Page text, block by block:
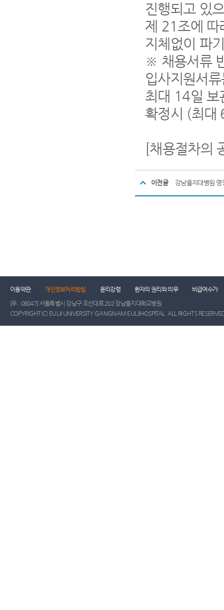
진행되고 있
제 21조에 따
지체없이 파
※ 채용서류
입사지원서
최대 14일 보
확정시 (최대
[채용절차의
이전글 강남을지대병원 영
이용약관 개인정보처리방침 윤리강령 환자의 권리와 의무
비급여수가
[우 : 06047] 서울특별시 강남구 도산대로 202 강남을지대학교병원
COPYRIGHT(C) EULJI UNIVERSITY GANGNAM EULJIHOSPITAL. ALL RIGHTS